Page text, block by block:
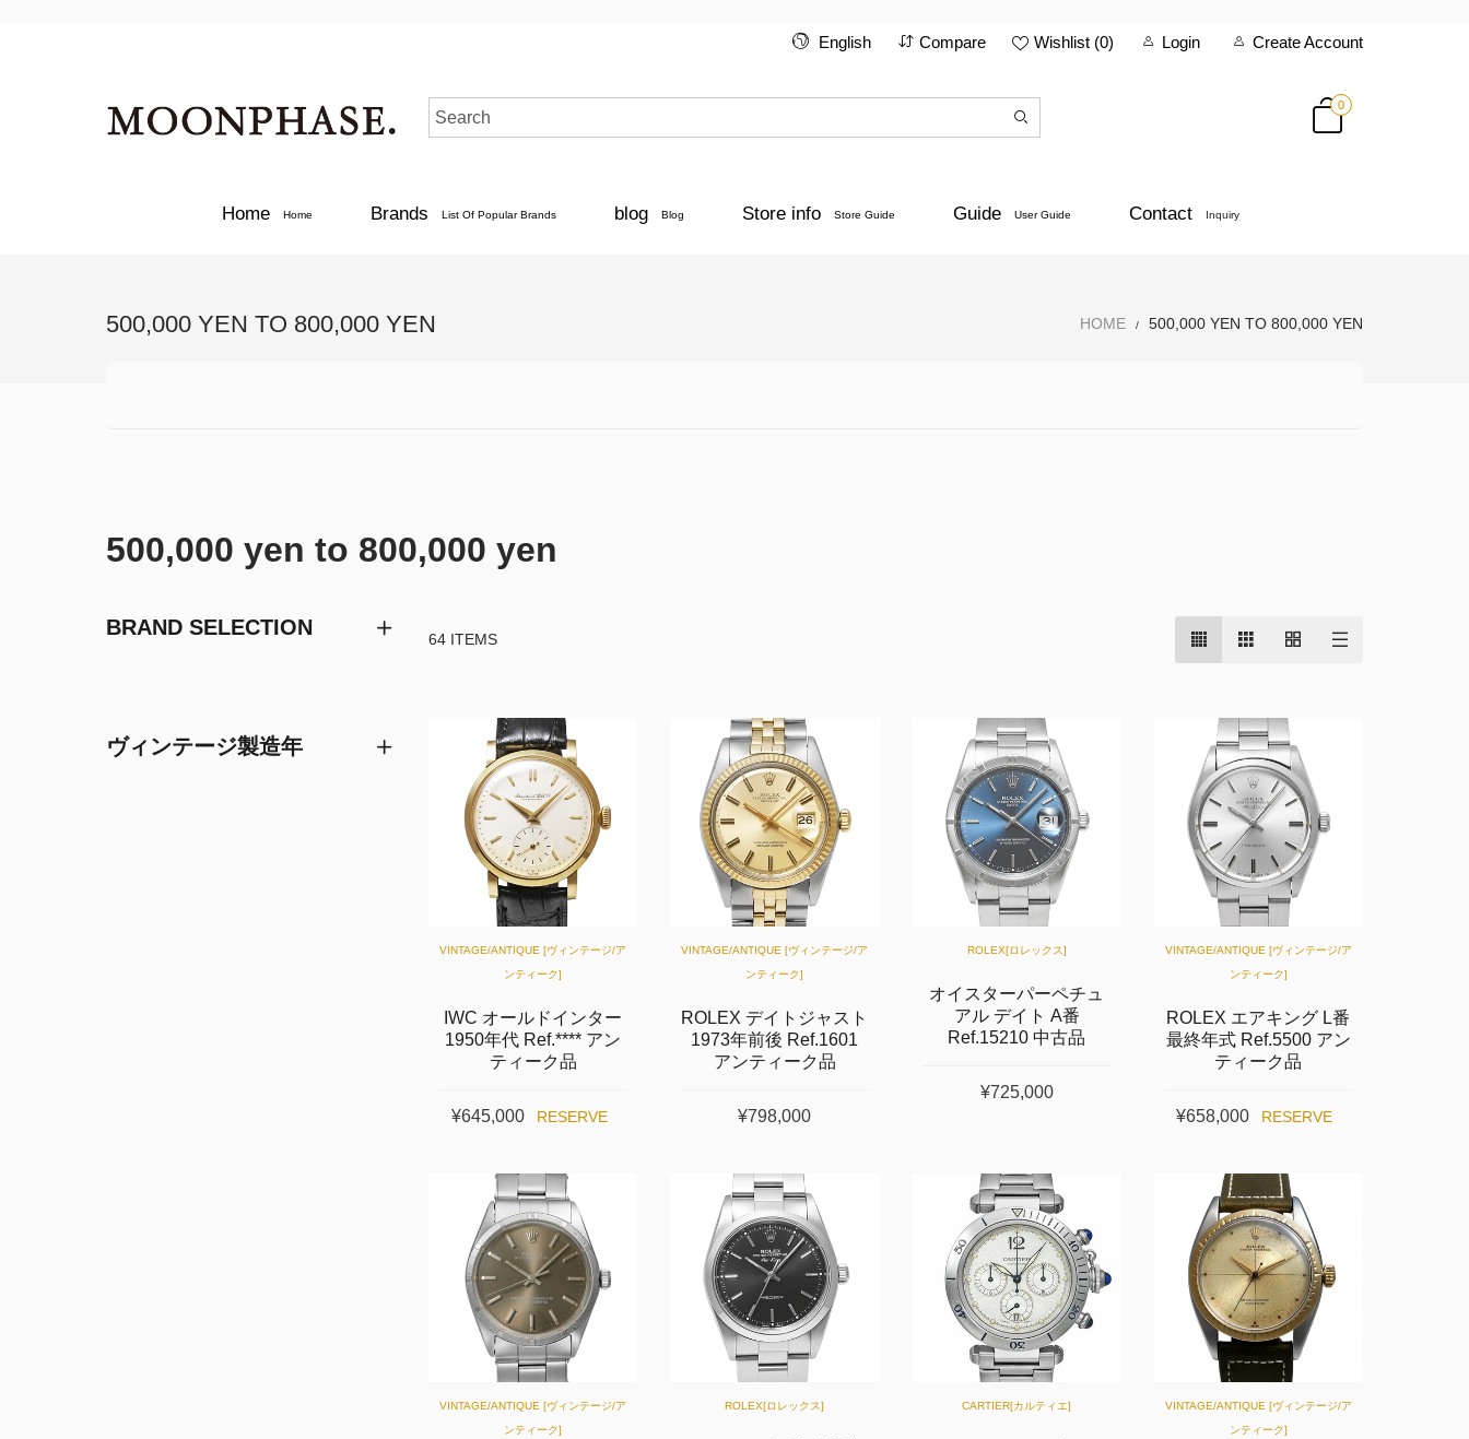
English Compare Wishlist (0) Login Create Account
0
Home Home Brands List Of Popular Brands blog Blog Store info Store Guide Guide User Guide Contact Inquiry
500,000 YEN TO 800,000 YEN HOME / 500,000 YEN TO 800,000 YEN
500,000 yen to 800,000 yen
BRAND SELECTION
ヴィンテージ製造年
64 ITEMS
VINTAGE/ANTIQUE [ヴィンテージ/ア
ンティーク]
IWC オールドインター
1950年代 Ref.**** アン
ティーク品
¥645,000 RESERVE
VINTAGE/ANTIQUE [ヴィンテージ/ア
ンティーク]
ROLEX デイトジャスト
1973年前後 Ref.1601
アンティーク品
¥798,000
ROLEX[ロレックス]
オイスターパーペチュ
アル デイト A番
Ref.15210 中古品
¥725,000
VINTAGE/ANTIQUE [ヴィンテージ/ア
ンティーク]
ROLEX エアキング L番
最終年式 Ref.5500 アン
ティーク品
¥658,000 RESERVE
VINTAGE/ANTIQUE [ヴィンテージ/ア
ンティーク]
ROLEX[ロレックス] CARTIER[カルティエ]
VINTAGE/ANTIQUE [ヴィンテージ/ア
ンティーク]